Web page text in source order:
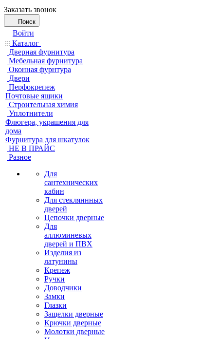
Заказать звонок
Поиск
Войти
Каталог
Дверная фурнитура
Мебельная фурнитура
Оконная фурнтура
Двери
Перфокрепеж
Почтовые ящики
Строительная химия
Уплотнители
Флюгера, украшения для
дома
Фурнитура для шкатулок
НЕ В ПРАЙС
Разное
Для
сантехнических
кабин
Для стекляннных
дверей
Цепочки дверные
Для
аллюминевых
дверей и ПВХ
Изделия из
латунины
Крепеж
Ручки
Доводчики
Замки
Глазки
Защелки дверные
Крючки дверные
Молотки дверные